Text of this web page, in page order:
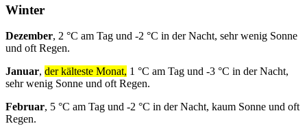
Winter
Dezember, 2 °C am Tag und -2 °C in der Nacht, sehr wenig Sonne
und oft Regen.
Januar, der kälteste Monat, 1 °C am Tag und -3 °C in der Nacht,
sehr wenig Sonne und oft Regen.
Februar, 5 °C am Tag und -2 °C in der Nacht, kaum Sonne und oft
Regen.